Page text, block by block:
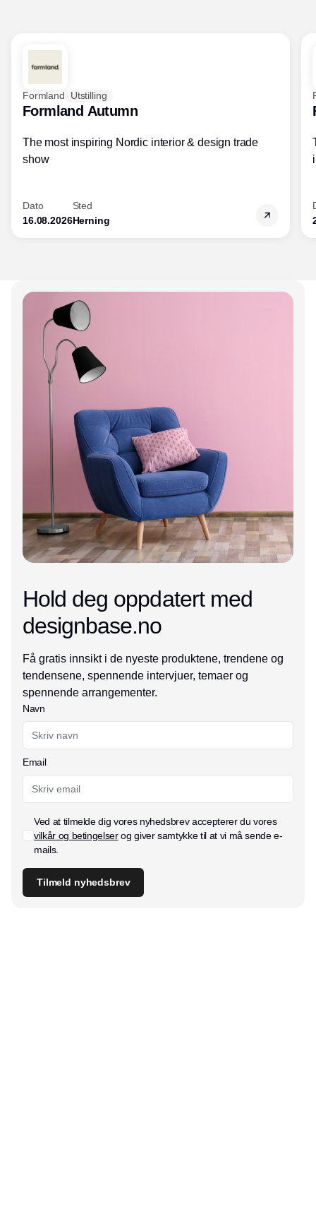
Formland Utstilling
Formland Autumn
The most inspiring Nordic interior & design trade
show
Dato
16.08.2026
Sted
Herning
Hold deg oppdatert med
designbase.no
Få gratis innsikt i de nyeste produktene, trendene og
tendensene, spennende intervjuer, temaer og
spennende arrangementer.
Navn
Email
Ved at tilmelde dig vores nyhedsbrev accepterer du vores
vilkår og betingelserog giver samtykke til at vi må sende e-
mails.
Tilmeld nyhedsbrev